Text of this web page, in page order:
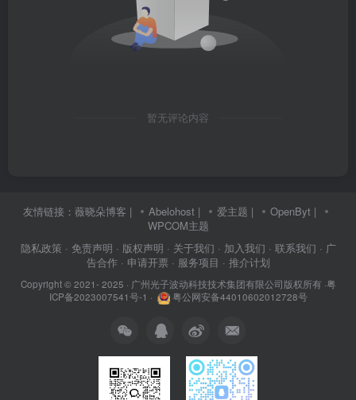
暂无评论内容
友情链接： 薇晓朵博客 | Abelohost | 爱主题 | OpenByt |
WPCOM主题
隐私政策 · 免责声明 · 版权声明 · 关于我们 · 加入我们 · 联系我们 · 广
告合作 · 申请开票 · 服务项目 · 推介计划
Copyright © 2021- 2025 · 广州光子波动科技技术集团有限公司版权所有·粤
ICP备2023007541号-1 · 粤公网安备44010602012728号